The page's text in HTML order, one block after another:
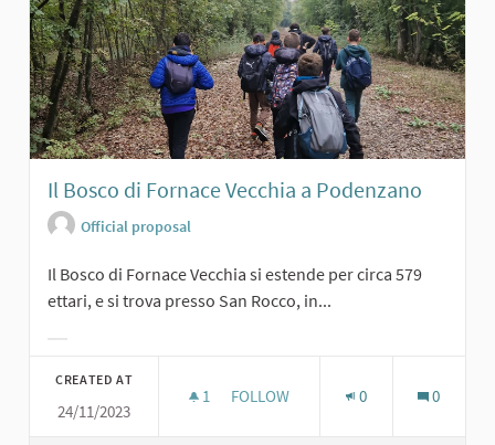
Il Bosco di Fornace Vecchia a Podenzano
Official proposal
Il Bosco di Fornace Vecchia si estende per circa 579
ettari, e si trova presso San Rocco, in...
CREATED AT
24/11/2023
1 1 FOLLOWER
FOLLOW 0 0